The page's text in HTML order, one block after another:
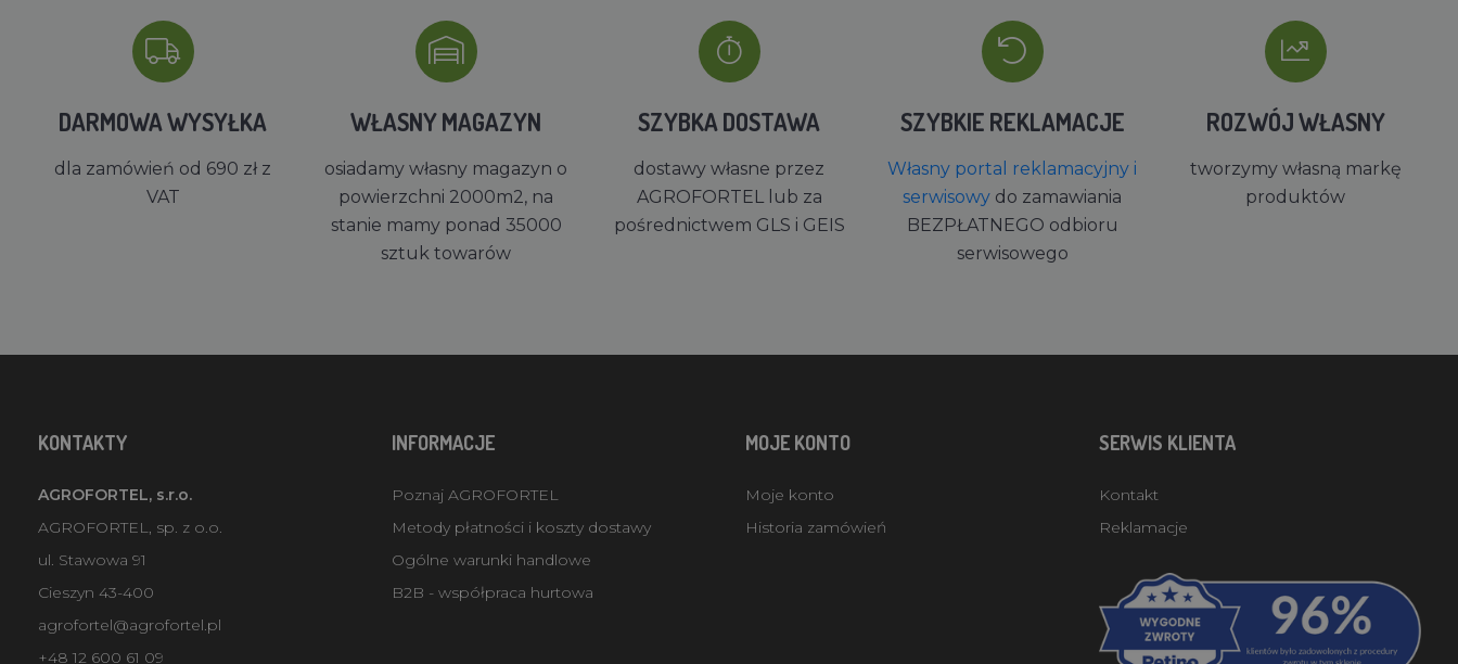
DARMOWA WYSYŁKA
dla zamówień od 690 zł z
VAT
WŁASNY MAGAZYN
osiadamy własny magazyn o
powierzchni 2000m2, na
stanie mamy ponad 35000
sztuk towarów
SZYBKA DOSTAWA
dostawy własne przez
AGROFORTEL lub za
pośrednictwem GLS i GEIS
SZYBKIE REKLAMACJE
Własny portal reklamacyjny i
serwisowy do zamawiania
BEZPŁATNEGO odbioru
serwisowego
ROZWÓJ WŁASNY
tworzymy własną markę
produktów
KONTAKTY
AGROFORTEL, s.r.o.
AGROFORTEL, sp. z o.o.
ul. Stawowa 91
Cieszyn 43-400
agrofortel@agrofortel.pl
+48 12 600 61 09
INFORMACJE
Poznaj AGROFORTEL
Metody płatności i koszty dostawy
Ogólne warunki handlowe
B2B - współpraca hurtowa
MOJE KONTO
Moje konto
Historia zamówień
SERWIS KLIENTA
Kontakt
Reklamacje